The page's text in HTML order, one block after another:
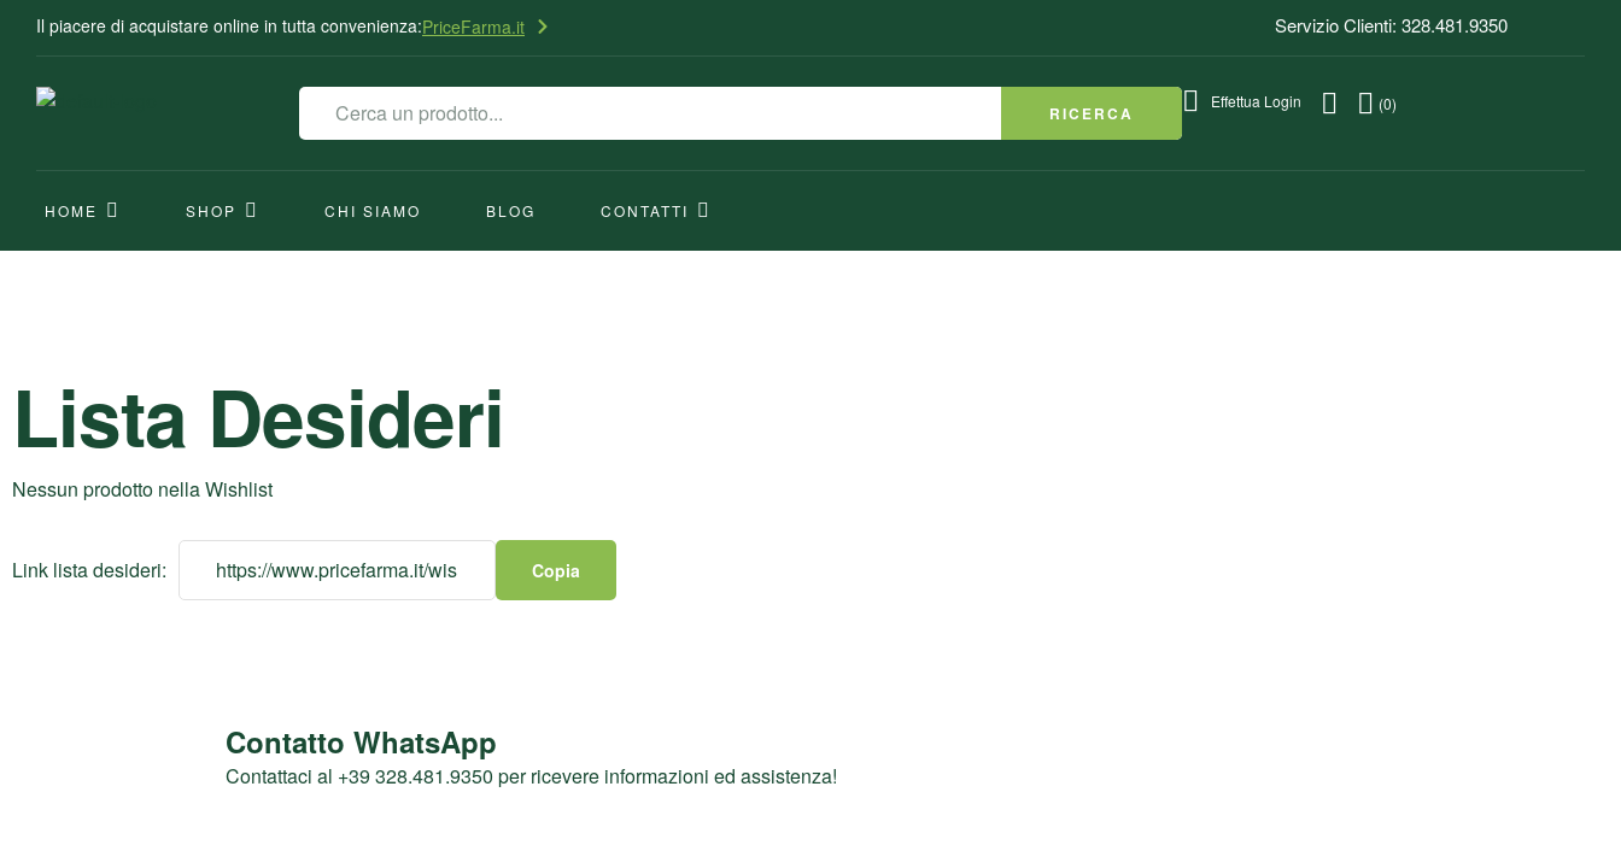
Il piacere di acquistare online in tutta convenienza:PriceFarma.it Servizio Clienti: 328.481.9350
RICERCA
Effettua Login (0)
HOME SHOP CHI SIAMO BLOG CONTATTI
Lista Desideri
Nessun prodotto nella Wishlist
Link lista desideri: Copia
Contatto WhatsApp
Contattaci al +39 328.481.9350 per ricevere informazioni ed assistenza!